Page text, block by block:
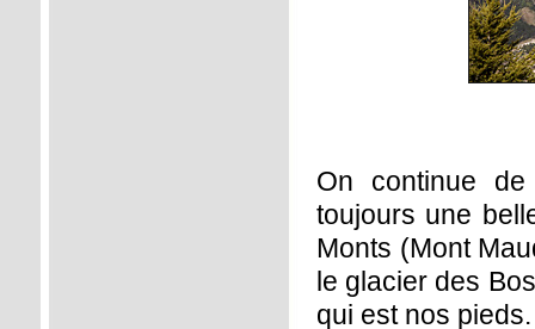
On continue
toujours une
Monts (Mont
le glacier des
qui est nos pieds.